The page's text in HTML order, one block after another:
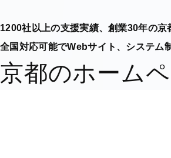
1200社以上の支援実績、創業30年の京
全国対応可能でWebサイト、システム
京都のホーム